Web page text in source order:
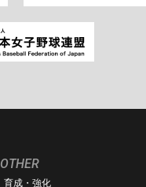
OTHER
育成・強化